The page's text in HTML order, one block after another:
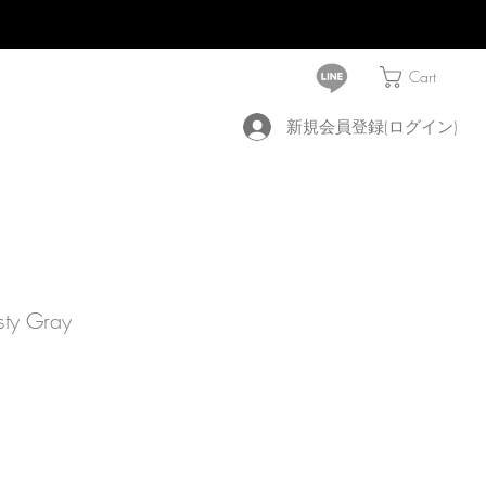
Cart
新規会員登録(ログイン)
Gray